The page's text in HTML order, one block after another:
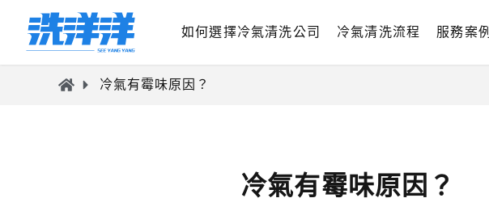
如何選擇冷氣清洗公司 冷氣清洗流程 服務案例
冷氣有霉味原因？
冷氣有霉味原因？